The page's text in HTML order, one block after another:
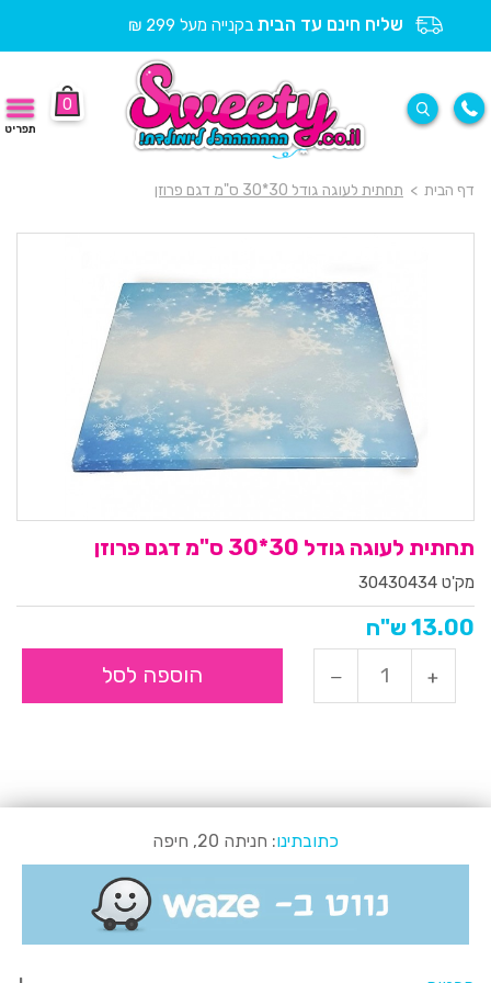
שליח חינם עד הבית בקנייה מעל 299 ₪
0
תפריט
דף הבית > תחתית לעוגה גודל 30*30 ס"מ דגם פרוזן
תחתית לעוגה גודל 30*30 ס"מ דגם פרוזן
מק'ט 30430434
13.00 ש"ח
הוספה לסל
כתובתינו: חניתה 20, חיפה